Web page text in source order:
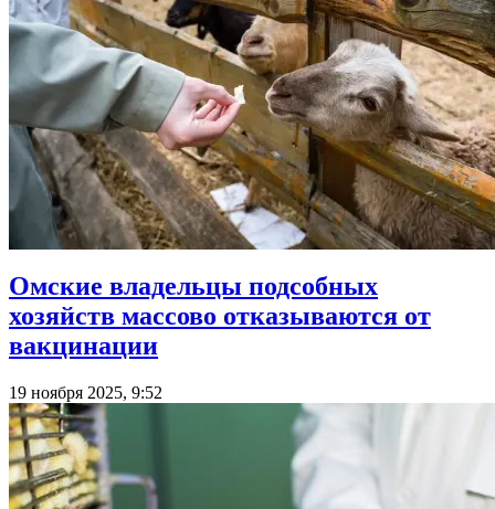
Омские владельцы подсобных
хозяйств массово отказываются от
вакцинации
19 ноября 2025, 9:52